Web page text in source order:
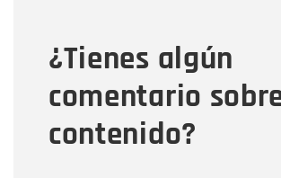
¿Tienes algún
comentario
contenido?
Mensaje